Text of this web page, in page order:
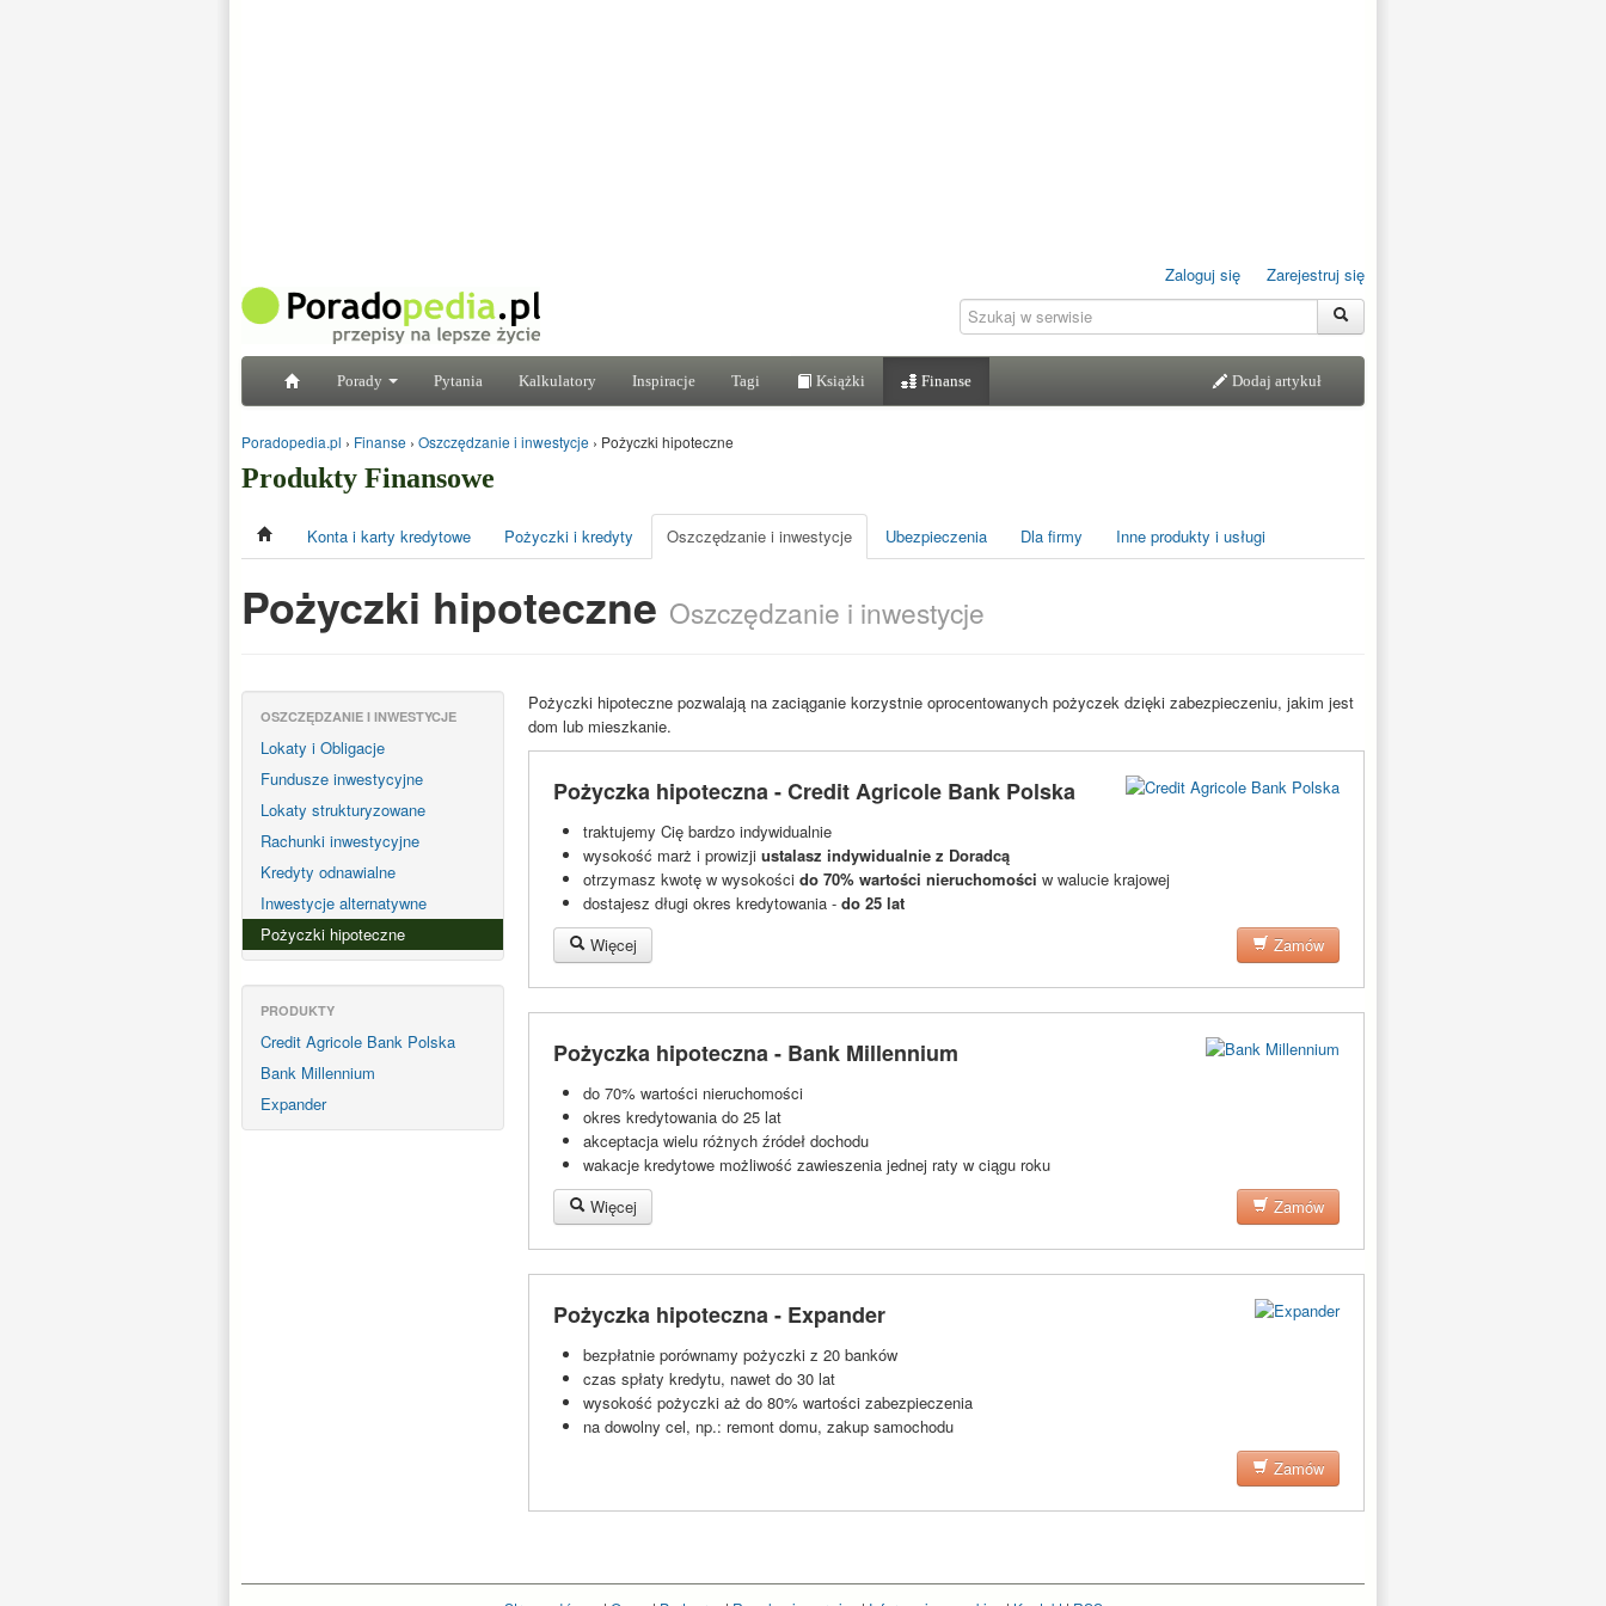
Zaloguj się Zarejestruj się
Porady Pytania Kalkulatory Inspiracje Tagi Książki Finanse Dodaj artykuł
Poradopedia.pl › Finanse › Oszczędzanie i inwestycje › Pożyczki hipoteczne
Produkty Finansowe
Konta i karty kredytowe Pożyczki i kredyty Oszczędzanie i inwestycje Ubezpieczenia Dla firmy Inne produkty i usługi
Pożyczki hipoteczne Oszczędzanie i inwestycje
OSZCZĘDZANIE I INWESTYCJE
Lokaty i Obligacje
Fundusze inwestycyjne
Lokaty strukturyzowane
Rachunki inwestycyjne
Kredyty odnawialne
Inwestycje alternatywne
Pożyczki hipoteczne
PRODUKTY
Credit Agricole Bank Polska
Bank Millennium
Expander
Pożyczki hipoteczne pozwalają na zaciąganie korzystnie oprocentowanych pożyczek dzięki zabezpieczeniu, jakim jest
dom lub mieszkanie.
Pożyczka hipoteczna - Credit Agricole Bank Polska
traktujemy Cię bardzo indywidualnie
wysokość marż i prowizji ustalasz indywidualnie z Doradcą
otrzymasz kwotę w wysokości do 70% wartości nieruchomości w walucie krajowej
dostajesz długi okres kredytowania - do 25 lat
Więcej
Zamów
Pożyczka hipoteczna - Bank Millennium
do 70% wartości nieruchomości
okres kredytowania do 25 lat
akceptacja wielu różnych źródeł dochodu
wakacje kredytowe możliwość zawieszenia jednej raty w ciągu roku
Więcej
Zamów
Pożyczka hipoteczna - Expander
bezpłatnie porównamy pożyczki z 20 banków
czas spłaty kredytu, nawet do 30 lat
wysokość pożyczki aż do 80% wartości zabezpieczenia
na dowolny cel, np.: remont domu, zakup samochodu
Zamów